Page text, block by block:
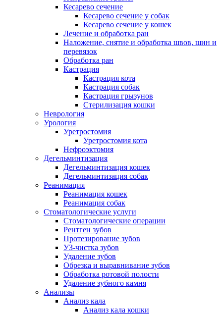
Кесарево сечение
Кесарево сечение у собак
Кесарево сечение у кошек
Лечение и обработка ран
Наложение, снятие и обработка швов, шин и
перевязок
Обработка ран
Кастрация
Кастрация кота
Кастрация собак
Кастрация грызунов
Стерилизация кошки
Неврология
Урология
Уретростомия
Уретростомия кота
Нефроэктомия
Дегельминтизация
Дегельминтизация кошек
Дегельминтизация собак
Реанимация
Реанимация кошек
Реанимация собак
Стоматологические услуги
Стоматологические операции
Рентген зубов
Протезирование зубов
УЗ-чистка зубов
Удаление зубов
Обрезка и выравнивание зубов
Обработка ротовой полости
Удаление зубного камня
Анализы
Анализ кала
Анализ кала кошки